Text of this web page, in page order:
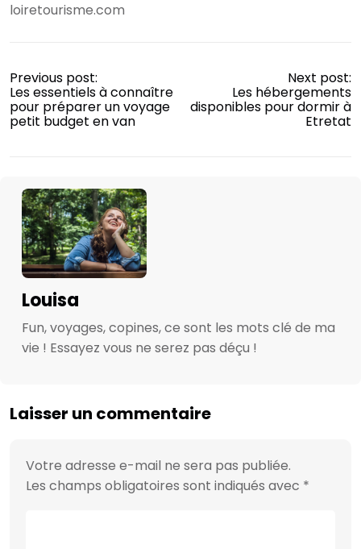
loiretourisme.com
Previous post:
Les essentiels à connaître
pour préparer un voyage
petit budget en van
Next post:
Les hébergements
disponibles pour dormir à
Etretat
Louisa
Fun, voyages, copines, ce sont les mots clé de ma
vie ! Essayez vous ne serez pas déçu !
Laisser un commentaire
Votre adresse e-mail ne sera pas publiée.
Les champs obligatoires sont indiqués avec *